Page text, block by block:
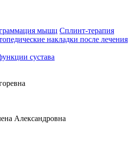
мышц Сплинт-терапия
накладки после лечения
сустава
Александровна